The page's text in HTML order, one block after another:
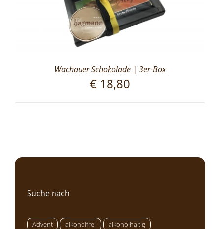
Wachauer Schokolade | 3er-Box
€ 18,80
Suche nach
Advent alkoholfrei
alkoholhaltig